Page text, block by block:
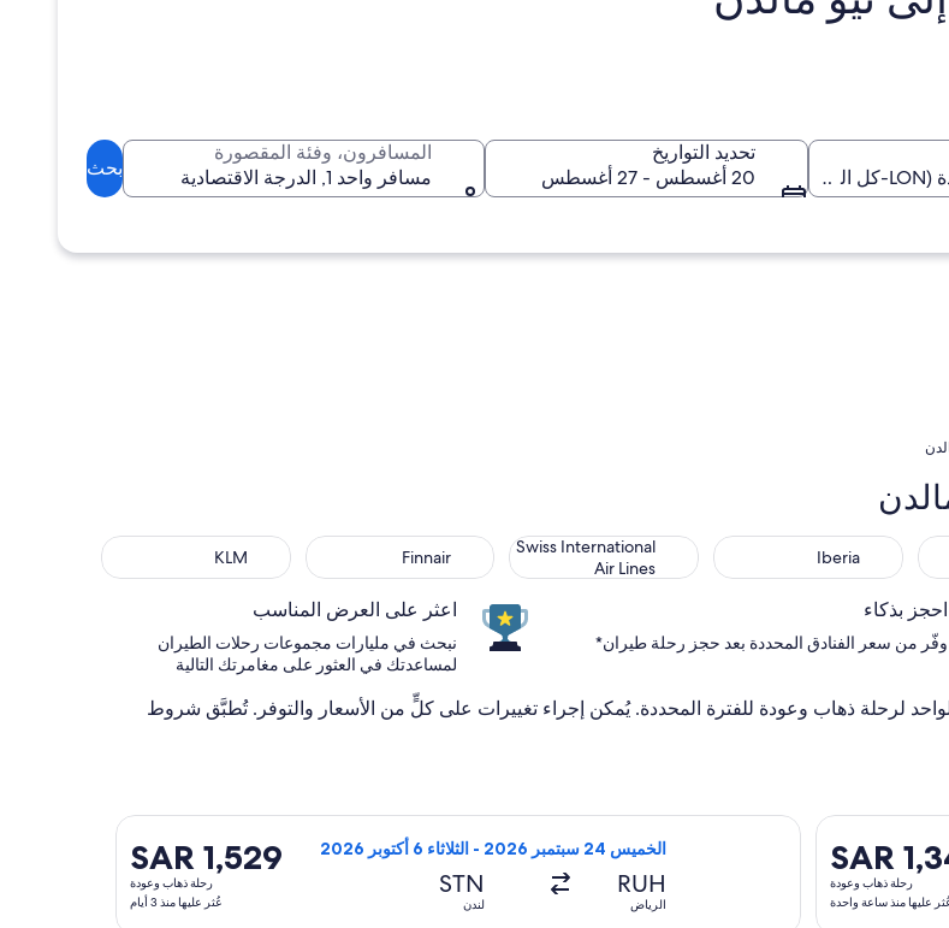
تحديد التواريخ
20 أغسطس - 27 أغسطس
المسافرون، وفئة المقصورة
مسافر واحد 1, الدرجة الاقتصادية
بحث
Iberia Iberia
Swiss International
Air Lines
Swiss International Air Lines
FinnairFinnair
KLM KLM
احجز بذكاء
وفّر من سعر الفنادق المحددة بعد حجز رحلة طيران*
اعثر على العرض المناسب
نبحث في مليارات مجموعات رحلات الطيران
لمساعدتك في العثور على مغامرتك التالية
المعروضة للشخص الواحد لرحلة ذهاب وعودة للفترة المحددة. يُمكن إجراء تغييرات على كلٍّ من الأسعار والتوفر. تُطبَّق شروط
SAR
SAR
رحلة ذهاب وعودة
عليها منذ ساعة واحدة
الخميس 24 سبتمبر 2026 - الثلاثاء 6 أكتوبر 2026
RUH
الرياض
STN
لندن
SAR 1,529
رحلة
SAR 1,529
رحلة ذهاب وعودة
عُثر عليها منذ 3 أيام
تحديد رحلة طيران ⁦خطوط بيغاسوس الجوية⁩ المغادِرة في ⁦الخميس 24 سبتمبر 2026⁩ من ⁦الرياض⁩ إلى ⁦لندن⁩، والعائدة في ⁦الثلاثاء 6 أكتوبر 2026⁩، بسعر ⁦SAR 1,529⁩ عُثر عليها منذ 3 أيام